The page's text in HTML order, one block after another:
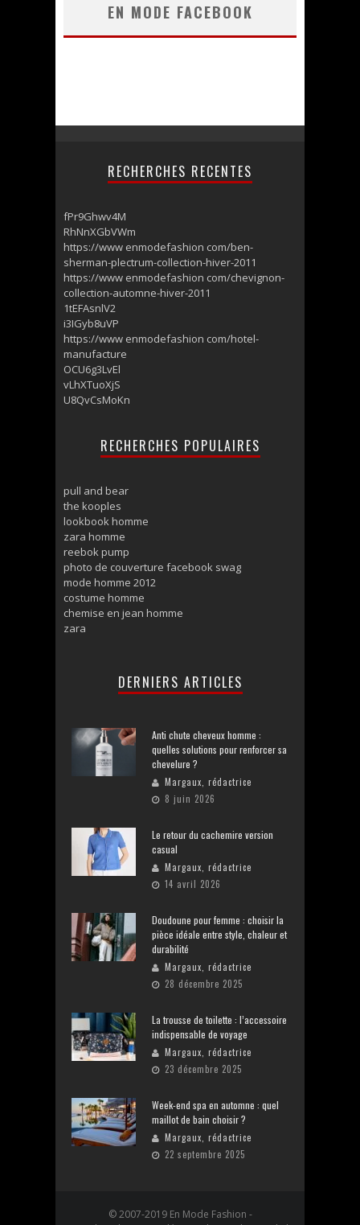
EN MODE FACEBOOK
RECHERCHES RECENTES
fPr9Ghwv4M
RhNnXGbVWm
https://www enmodefashion com/ben-
sherman-plectrum-collection-hiver-2011
https://www enmodefashion com/chevignon-
collection-automne-hiver-2011
1tEFAsnlV2
i3IGyb8uVP
https://www enmodefashion com/hotel-
manufacture
OCU6g3LvEl
vLhXTuoXjS
U8QvCsMoKn
RECHERCHES POPULAIRES
pull and bear
the kooples
lookbook homme
zara homme
reebok pump
photo de couverture facebook swag
mode homme 2012
costume homme
chemise en jean homme
zara
DERNIERS ARTICLES
Anti chute cheveux homme :
quelles solutions pour renforcer sa
chevelure ?
Margaux, rédactrice
8 juin 2026
Le retour du cachemire version
casual
Margaux, rédactrice
14 avril 2026
Doudoune pour femme : choisir la
pièce idéale entre style, chaleur et
durabilité
Margaux, rédactrice
28 décembre 2025
La trousse de toilette : l’accessoire
indispensable de voyage
Margaux, rédactrice
23 décembre 2025
Week-end spa en automne : quel
maillot de bain choisir ?
Margaux, rédactrice
22 septembre 2025
© 2007-2019 En Mode Fashion -